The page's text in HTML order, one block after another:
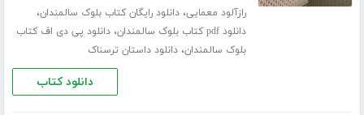
رازآلود معمایی،دانلود رایگان کتاب بلوک سالمندان،
دانلود pdf کتاب بلوک سالمندان ،دانلود پی دی اف کتاب
بلوک سالمندان،دانلود داستان ترسناک
دانلود کتاب